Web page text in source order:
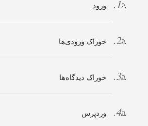
ورود
خوراک ورودی‌ها
خوراک دیدگاه‌ها
وردپرس